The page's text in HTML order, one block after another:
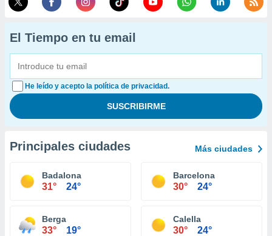
El Tiempo en tu email
He leído y acepto la política de privacidad.
Principales ciudades Más ciudades
Badalona
31° 24°
Barcelona
30° 24°
Berga
33° 19°
Calella
30° 24°